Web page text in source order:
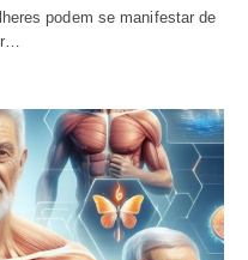
podem se manifestar de